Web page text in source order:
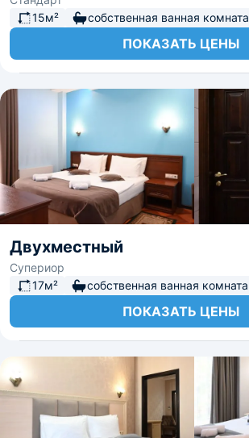
15м²
собственная ванная комната
ПОКАЗАТЬ ЦЕНЫ
Двухместный
Супериор
17м²
собственная ванная комната
ПОКАЗАТЬ ЦЕНЫ